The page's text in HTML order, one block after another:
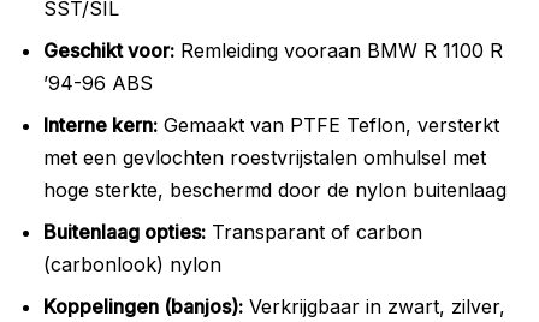
SST/SIL
Geschikt voor:Remleiding vooraan BMW R 1100 R
’94-96 ABS
Interne kern:Gemaakt van PTFE Teflon, versterkt
met een gevlochten roestvrijstalen omhulsel met
hoge sterkte, beschermd door de nylon buitenlaag
Buitenlaag opties:Transparant of carbon
(carbonlook) nylon
Koppelingen (banjos):Verkrijgbaar in zwart, zilver,